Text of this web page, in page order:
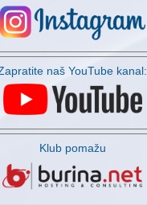
naš YouTube kanal:
Klub pomažu